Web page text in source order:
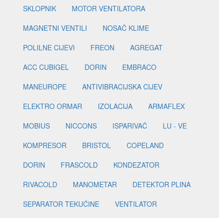
SKLOPNIK
MOTOR VENTILATORA
MAGNETNI VENTILI
NOSAČ KLIME
POLILNE CIJEVI
FREON
AGREGAT
ACC CUBIGEL
DORIN
EMBRACO
MANEUROPE
ANTIVIBRACIJSKA CIJEV
ELEKTRO ORMAR
IZOLACIJA
ARMAFLEX
MOBIUS
NICCONS ISPARIVAČ
LU - VE
KOMPRESOR
BRISTOL
COPELAND
DORIN
FRASCOLD
KONDEZATOR
RIVACOLD
MANOMETAR
DETEKTOR PLINA
SEPARATOR TEKUĆINE
VENTILATOR